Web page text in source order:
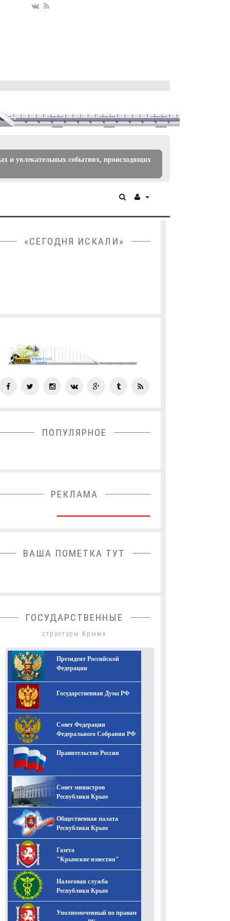
и увлекательных событиях, происходящих
«СЕГОДНЯ ИСКАЛИ»
ПОПУЛЯРНОЕ
РЕКЛАМА
ВАША ПОМЕТКА ТУТ
ГОСУДАРСТВЕННЫЕ
структуры Крыма
Президент Российской
Федерации
Государственная Дума РФ
Совет Федерации
Федерального Собрания РФ
Правительство России
Совет министров
Республики Крым
Общественная палата
Республики Крым
Газета
"Крымские известия"
Налоговая служба
Республики Крым
Уполномоченный по правам